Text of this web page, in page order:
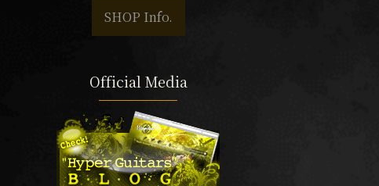
SHOP Info.
Official Media